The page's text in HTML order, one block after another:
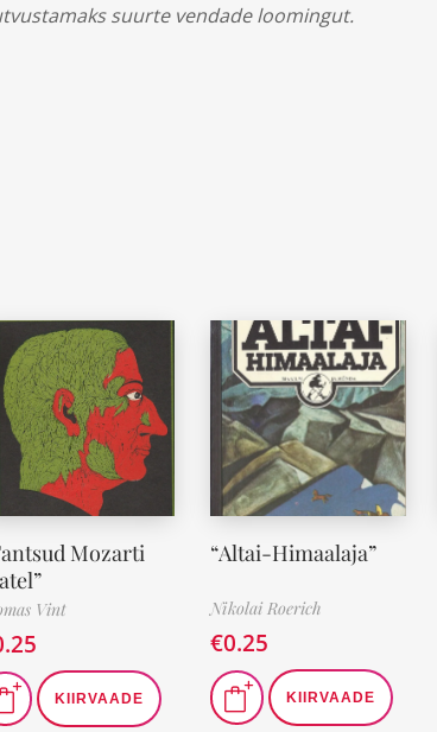
suurte vendade loomingut.
Mozarti
Vint
KIIRVAADE
“Altai-Himaalaja”
Nikolai Roerich
€0.25
KIIRVAADE